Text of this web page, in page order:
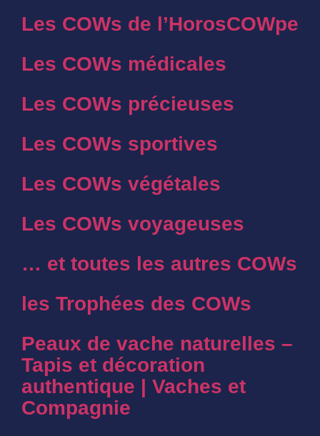
Les COWs de l’HorosCOWpe
Les COWs médicales
Les COWs précieuses
Les COWs sportives
Les COWs végétales
Les COWs voyageuses
… et toutes les autres COWs
les Trophées des COWs
Peaux de vache naturelles –
Tapis et décoration
authentique | Vaches et
Compagnie